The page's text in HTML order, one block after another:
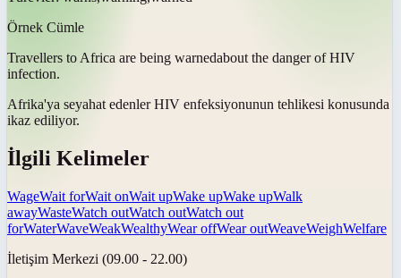
Örnek Cümle
Travellers to Africa are being warnedabout the danger of HIV
infection.
Afrika'ya seyahat edenler HIV enfeksiyonunun tehlikesi konusunda
ikaz ediliyor.
İlgili Kelimeler
WageWait forWait onWait upWake upWake upWalk
awayWasteWatch outWatch outWatch out
forWaterWaveWeakWealthyWear offWear outWeaveWeighWelfare
İletişim Merkezi (09.00 - 22.00)